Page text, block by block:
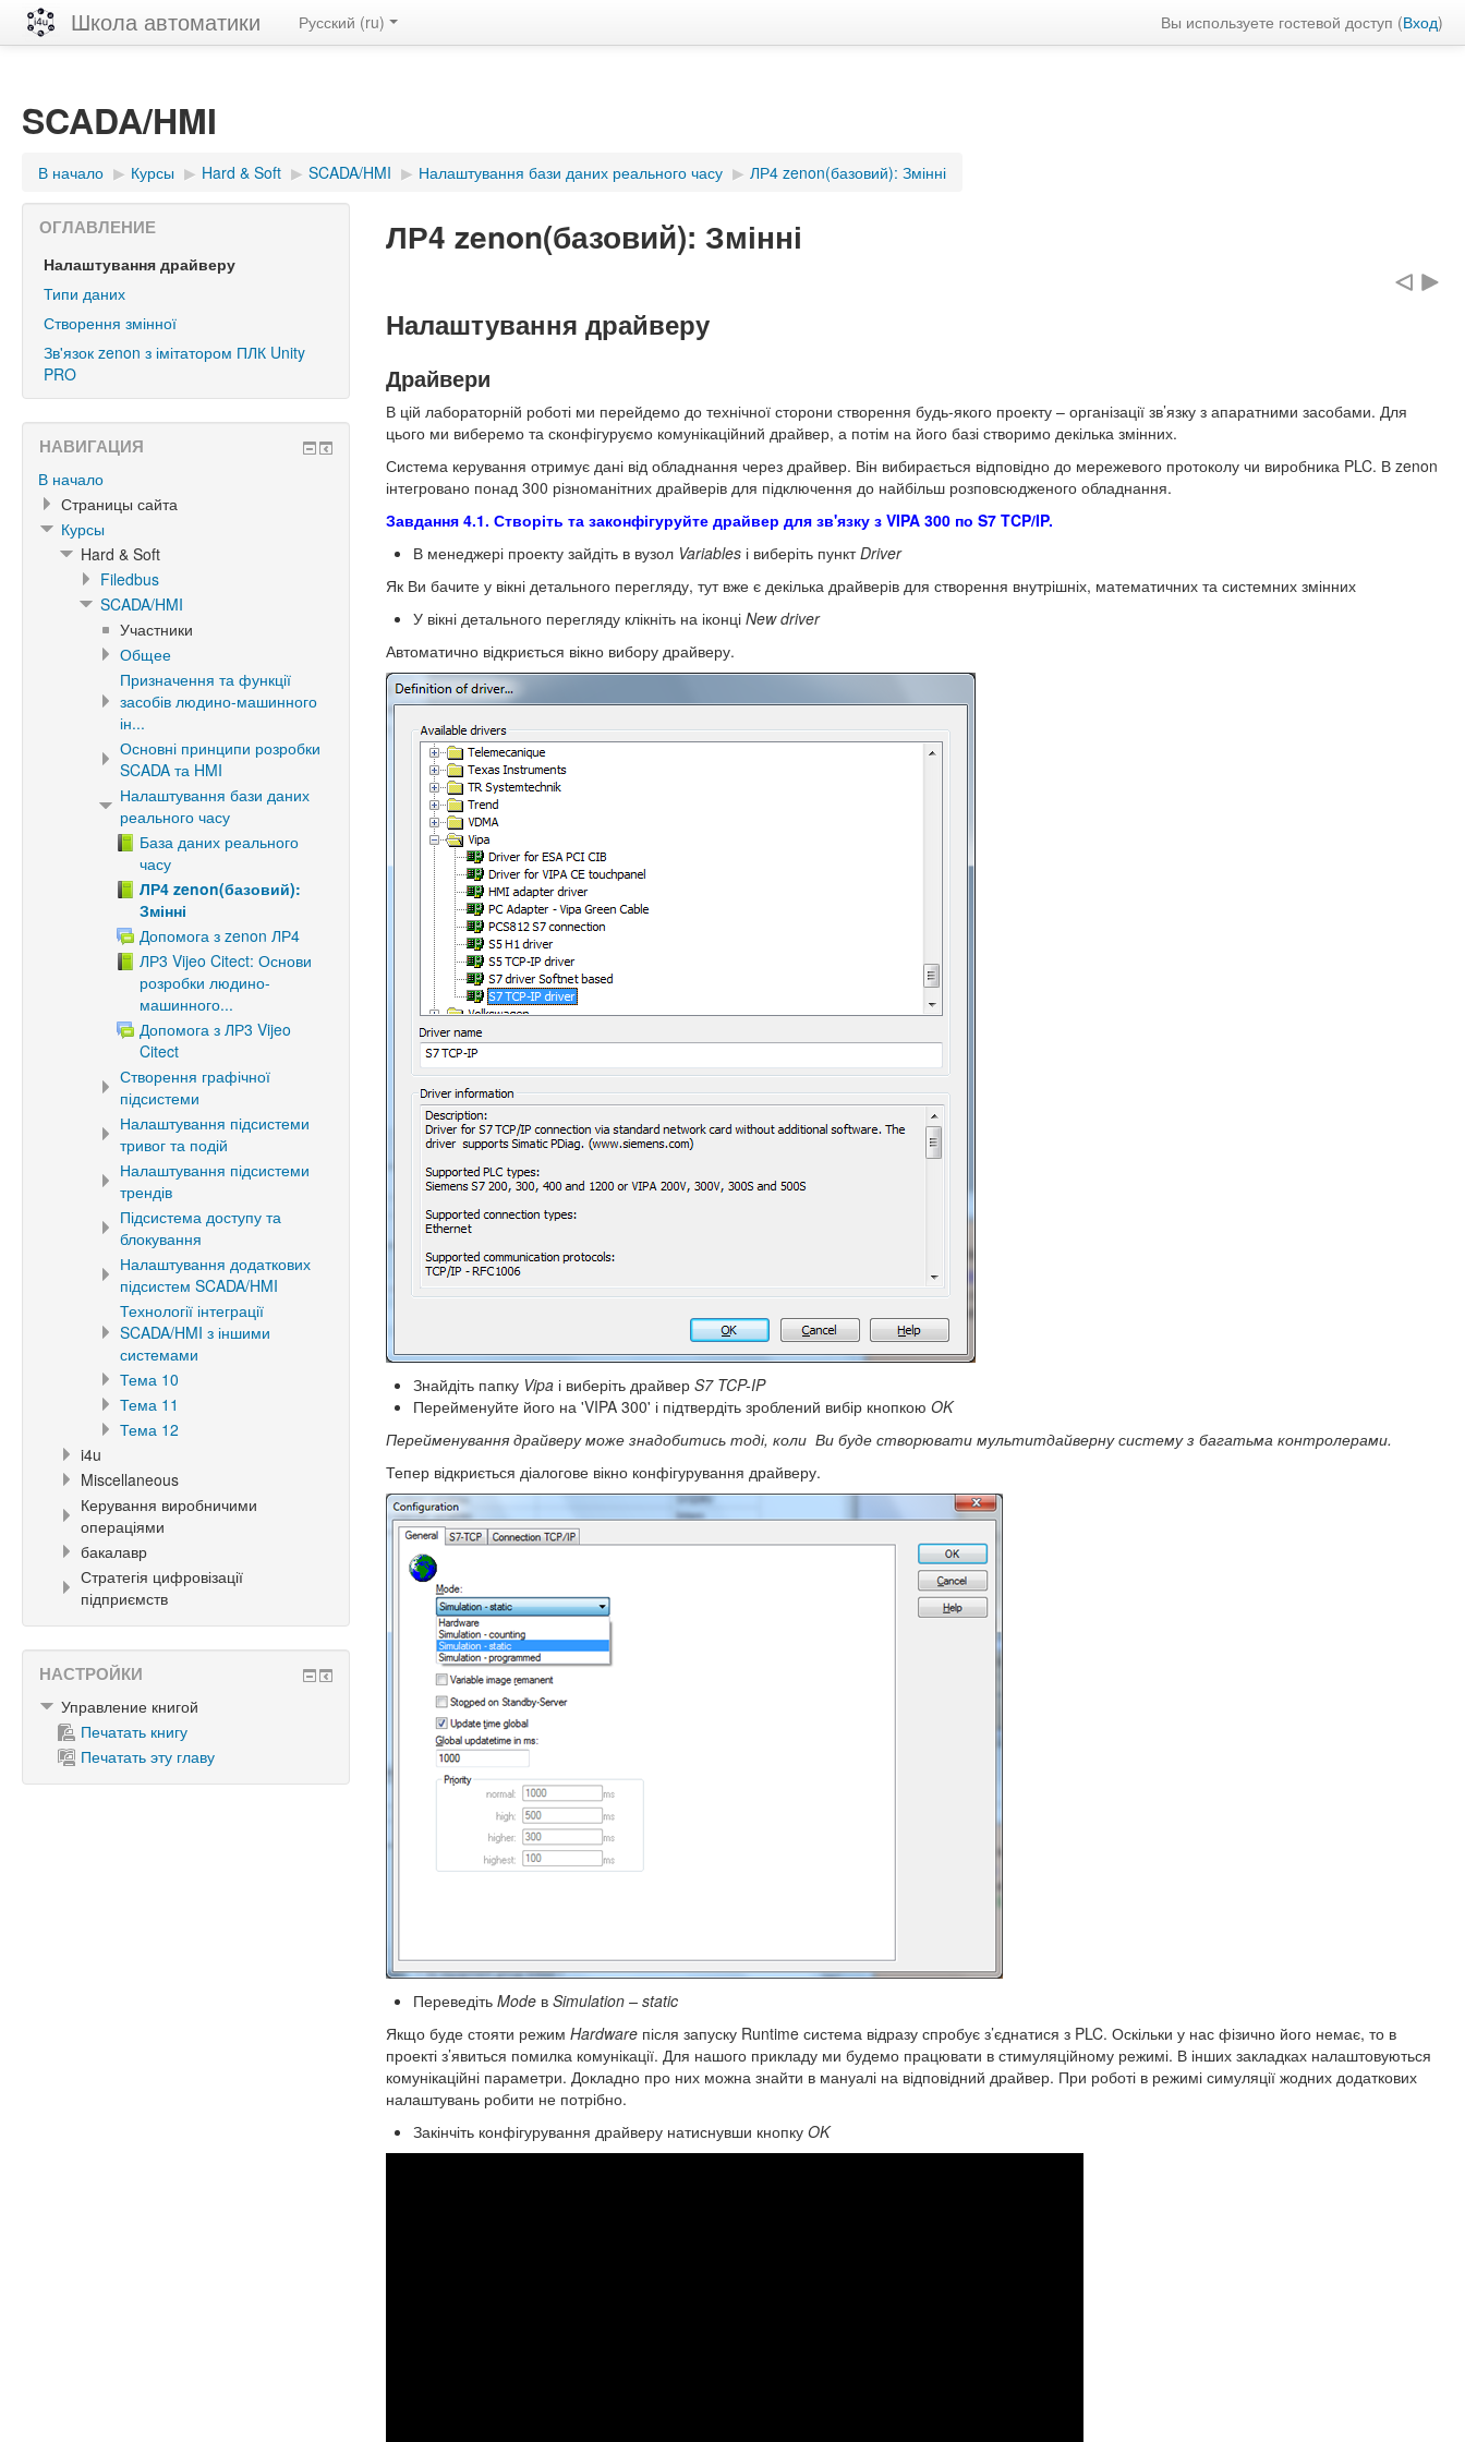
Школа автоматики Вы используете гостевой доступ (Вход)
Русский ‎(ru)‎
SCADA/HMI
В начало ▶︎ Курсы ▶︎ Hard & Soft ▶︎ SCADA/HMI ▶︎ Налаштування бази даних реального часу ▶︎ ЛР4 zenon(базовий): Змінні
ЛР4 zenon(базовий): Змінні
Налаштування драйверу
Драйвери
В цій лабораторній роботі ми перейдемо до технічної сторони створення будь-якого проекту – організації зв’язку з апаратними засобами. Для
цього ми виберемо та сконфігуруємо комунікаційний драйвер, а потім на його базі створимо декілька змінних.
Система керування отримує дані від обладнання через драйвер. Він вибирається відповідно до мережевого протоколу чи виробника PLC. В zenon
інтегровано понад 300 різноманітних драйверів для підключення до найбільш розповсюдженого обладнання.
Завдання 4.1. Створіть та законфігуруйте драйвер для зв'язку з VIPA 300 по S7 TCP/IP.
В менеджері проекту зайдіть в вузол Variables і виберіть пунктDriver
Як Ви бачите у вікні детального перегляду, тут вже є декілька драйверів для створення внутрішніх, математичних та системних змінних
У вікні детального перегляду клікніть на іконціNew driver
Автоматично відкриється вікно вибору драйверу.
Знайдіть папку Vipa і виберіть драйверS7 TCP-IP
Перейменуйте його на 'VIPA 300' і підтвердіть зроблений вибір кнопкоюOK
Перейменування драйверу може знадобитись тоді, коли Ви буде створювати мультитдайверну систему з багатьма контролерами.
Тепер відкриється діалогове вікно конфігурування драйверу.
ПереведітьMode вSimulation – static
Якщо буде стояти режимHardware після запуску Runtime система відразу спробує з’єднатися з PLC. Оскільки у нас фізично його немає, то в
проекті з’явиться помилка комунікації. Для нашого прикладу ми будемо працювати в стимуляційному режимі. В інших закладках налаштовуються
комунікаційні параметри. Докладно про них можна знайти в мануалі на відповідний драйвер. При роботі в режимі симуляції жодних додаткових
налаштувань робити не потрібно.
Закінчіть конфігурування драйверу натиснувши кнопкуOK
ОГЛАВЛЕНИЕ
Налаштування драйверу
Типи даних
Створення змінної
Зв'язок zenon з імітатором ПЛК Unity
PRO
НАВИГАЦИЯ
В начало
Страницы сайта
Курсы
Hard & Soft
Filedbus
SCADA/HMI
Участники
Общее
Призначення та функції
засобів людино-машинного
ін...
Основні принципи розробки
SCADA та HMI
Налаштування бази даних
реального часу
База даних реального
часу
ЛР4 zenon(базовий):
Змінні
Допомога з zenon ЛР4
ЛР3 Vijeo Citect: Основи
розробки людино-
машинного...
Допомога з ЛР3 Vijeo
Citect
Створення графічної
підсистеми
Налаштування підсистеми
тривог та подій
Налаштування підсистеми
трендів
Підсистема доступу та
блокування
Налаштування додаткових
підсистем SCADA/HMI
Технології інтеграції
SCADA/HMI з іншими
системами
Тема 10
Тема 11
Тема 12
i4u
Miscellaneous
Керування виробничими
операціями
бакалавр
Стратегія цифровізації
підприємств
НАСТРОЙКИ
Управление книгой
Печатать книгу
Печатать эту главу